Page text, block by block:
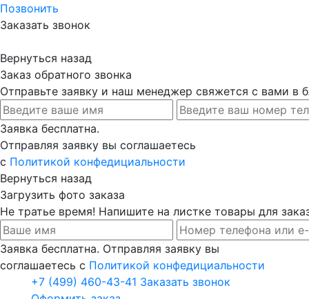
Позвонить
Заказать звонок
Вернуться назад
Заказ обратного звонка
Отправьте заявку и наш менеджер свяжется с вами в
Заявка бесплатна.
Отправляя заявку вы соглашаетесь
с Политикой конфедициальности
Вернуться назад
Загрузить фото заказа
Не тратье время! Напишите на листке товары для
Заявка бесплатна. Отправляя заявку вы
соглашаетесь с Политикой конфедициальности
+7 (499) 460-43-41 Заказать звонок